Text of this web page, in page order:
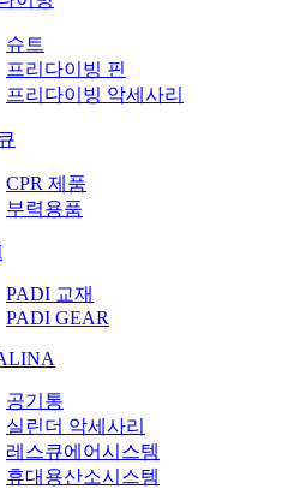
슈트
프리다이빙 핀
프리다이빙 악세사리
CPR 제품
부력용품
PADI 교재
PADI GEAR
공기통
실린더 악세사리
레스큐에어시스템
휴대용산소시스템